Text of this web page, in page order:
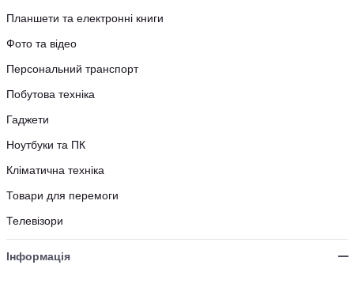
Планшети та електронні книги
Фото та відео
Персональний транспорт
Побутова техніка
Гаджети
Ноутбуки та ПК
Кліматична техніка
Товари для перемоги
Телевізори
Інформація